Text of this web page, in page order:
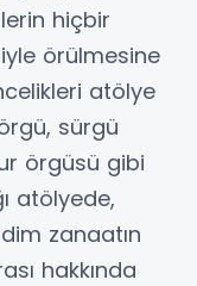
hiçbir
örülmesine
atölye
örgü, sürgü
örgüsü gibi
atölyede,
zanaatın
hakkında